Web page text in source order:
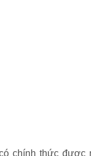
chính thức được